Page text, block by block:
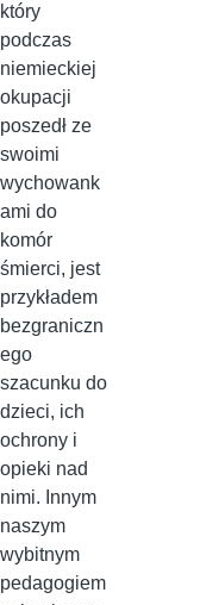
który
podczas
niemieckiej
okupacji
poszedł ze
swoimi
wychowank
ami do
komór
śmierci, jest
przykładem
bezgraniczn
ego
szacunku do
dzieci, ich
ochrony i
opieki nad
nimi. Innym
naszym
wybitnym
pedagogiem